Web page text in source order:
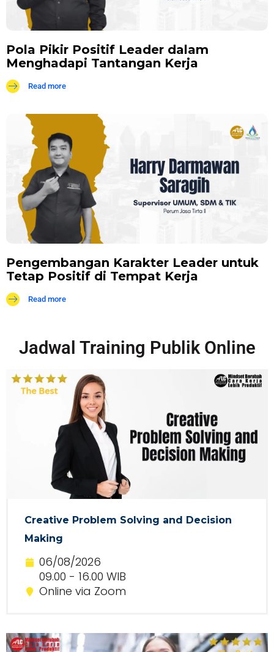
Pola Pikir Positif Leader dalam
Menghadapi Tantangan Kerja
Read more
Pengembangan Karakter Leader untuk
Tetap Positif di Tempat Kerja
Read more
Jadwal Training Publik Online
Creative Problem Solving and Decision
Making
06/08/2026
09.00 - 16.00 WIB
Online via Zoom